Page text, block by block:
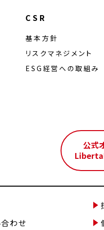
CSR
基本方針
リスクマネジメント
ESG経営への取組み
公式
わせ